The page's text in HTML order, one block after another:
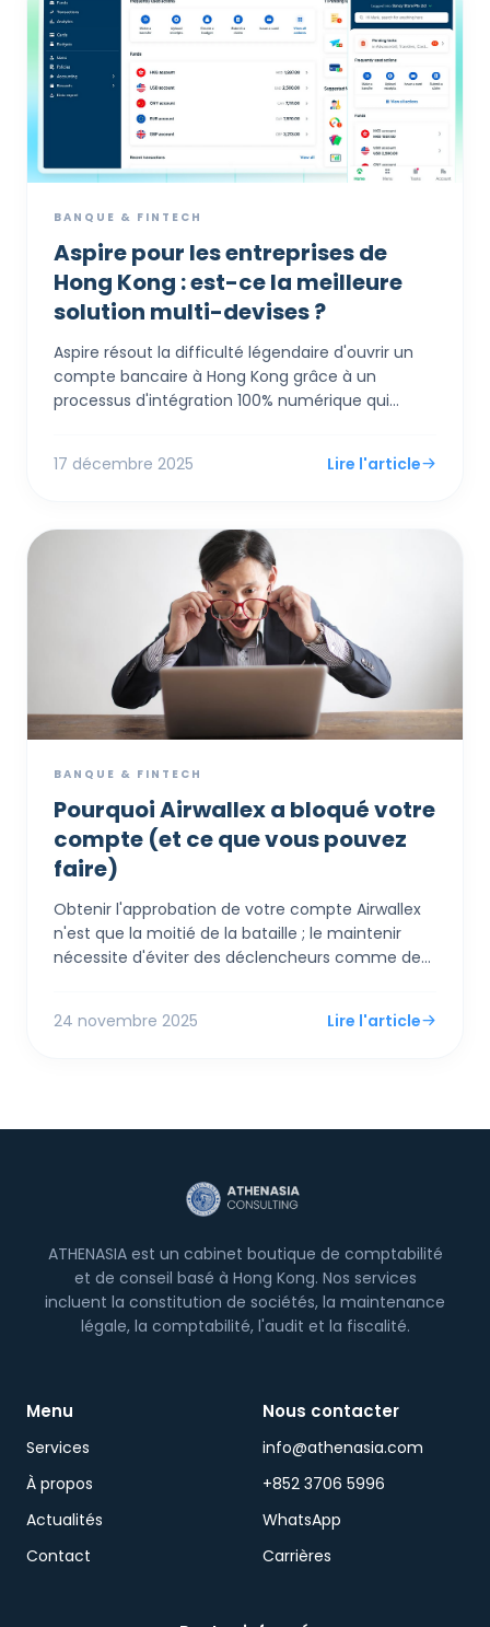
bancaire multi-devises et de traiter les
transactions internationales sans accroc.
BANQUE & FINTECH
Aspire pour les entreprises de
Hong Kong : est-ce la meilleure
solution multi-devises ?
Aspire résout la difficulté légendaire d'ouvrir un
compte bancaire à Hong Kong grâce à un
processus d'intégration 100% numérique qui
bien inférieurs à ceux des banques traditionnelles.
en-un, intégrant des comptes multi-devises, des
cartes d'entreprise avec cashback et des outils
de gestion des dépenses directement avec des
logiciels de comptabilité comme Xero.
17 décembre 2025 Lire l'article
BANQUE & FINTECH
Pourquoi Airwallex a bloqué votre
compte (et ce que vous pouvez
faire)
Obtenir l'approbation de votre compte Airwallex
n'est que la moitié de la bataille ; le maintenir
nécessite d'éviter des déclencheurs comme des
inquiètent les partenaires bancaires. L'erreur la
et conduit souvent à un gel—un statut de
24 novembre 2025 Lire l'article
ATHENASIA est un cabinet boutique de comptabilité
et de conseil basé à Hong Kong. Nos services
incluent la constitution de sociétés, la maintenance
légale, la comptabilité, l'audit et la fiscalité.
Menu
Services
À propos
Actualités
Contact
Nous contacter
info@athenasia.com
+852 3706 5996
WhatsApp
Carrières